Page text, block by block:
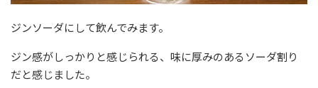
ジンソーダにして飲んでみます。
ジン感がしっかりと感じられる、味に厚みのあるソーダ割り
だと感じました。